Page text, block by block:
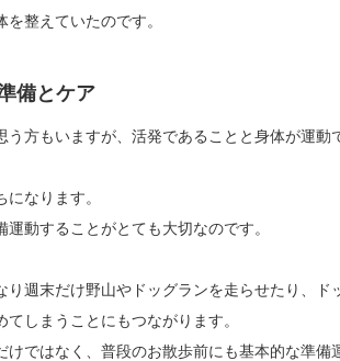
整えていたのです。
備とケア
う方もいますが、活発であることと身体が運動
なります。
動することがとても大切なのです。
週末だけ野山やドッグランを走らせたり、ド
しまうことにもつながります。
けではなく、普段のお散歩前にも基本的な準備